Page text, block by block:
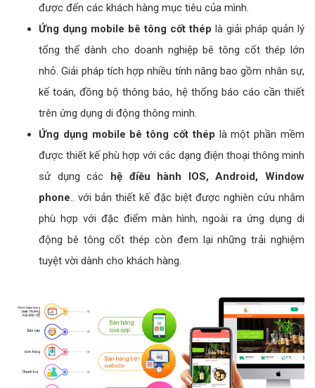
được đến các khách hàng mục tiêu của mình.
Ứng dụng mobile bê tông cốt thép là giải pháp quản lý
tổng thể dành cho doanh nghiệp bê tông cốt thép lớn
nhỏ. Giải pháp tích hợp nhiều tính năng bao gồm nhân sự,
kế toán, đồng bộ thông báo, hệ thống báo cáo cần thiết
trên ứng dụng di động thông minh.
Ứng dụng mobile bê tông cốt thép là một phần mềm
được thiết kế phù hợp với các dạng điện thoại thông minh
sử dụng các hệ điều hành IOS, Android, Window
phone .. với bản thiết kế đặc biệt được nghiên cứu nhằm
phù hợp với đặc điểm màn hình, ngoài ra ứng dụng di
động bê tông cốt thép còn đem lại những trải nghiệm
tuyệt vời dành cho khách hàng.